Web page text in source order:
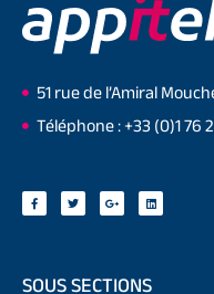
51 rue de l’Amiral
Téléphone : +33 (0)1 76
SOUS SECTIONS